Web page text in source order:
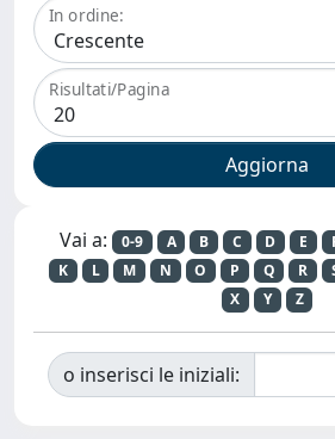
In ordine:
Risultati/Pagina
Vai a: 0-9 A B C D E
K
L M N O P Q R
X
Y Z
o inserisci le iniziali: